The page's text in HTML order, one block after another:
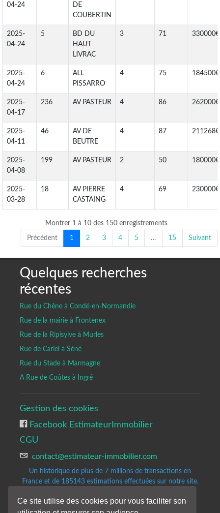
Ce site utilise des cookies pour vous faciliter son
04-24
DE
COUBERTIN
2025-
04-24
5
BD DU
HAUT
LIVRAC
3 71 330000€
2025-
04-24
6
ALL
PISSARRO
4 75 184500€
2025-
04-17
236 AV PASTEUR 4 86 262000€
2025-
04-11
46
AV DE
BEUTRE
4 87 211268€
2025-
04-08
199 AV PASTEUR 2 50 180000€
2025-
03-28
18
AV PIERRE
CASTAING
4 69 230000€
Montrer 1 à 10 des 150 enregistrements
Précédent 1 2 3 4 5 … 15 Suivant
Quelques recherches
récentes
Rue du Chêne à Condé-en-Normandie
Rue de la mairie à Frontenex
Rue de la Ripisylve à Murles
Rue de Cariel à Séné
Rue du Stade à Marmagne
A Rue de Coûtes à Ingré
Gestion des cookies
Facebook EstimateurImmobilier
CGU
Un historique de plus de 7 millions de transactions en
France et de 185143estimations effectuées sur notre site.